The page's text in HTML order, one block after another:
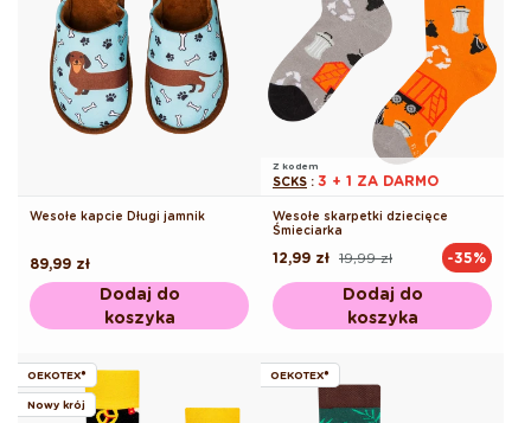
Wesołe kapcie Długi jamnik
Cena
regularna
89,99 zł
Dodaj do
koszyka
Z kodem
SCKS : 3 + 1 ZA DARMO
Wesołe skarpetki dziecięce
Śmieciarka
Cena
19,99 zł
Cena
12,99 zł -35%
Dodaj do
koszyka
OEKOTEX®
Nowy krój
OEKOTEX®